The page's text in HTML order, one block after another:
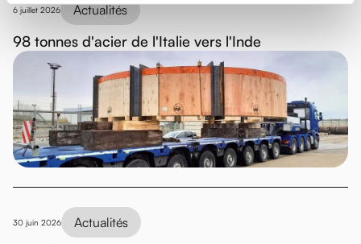
6 juillet 2026 Actualités
98 tonnes d'acier de l'Italie vers l'Inde
30 juin 2026 Actualités